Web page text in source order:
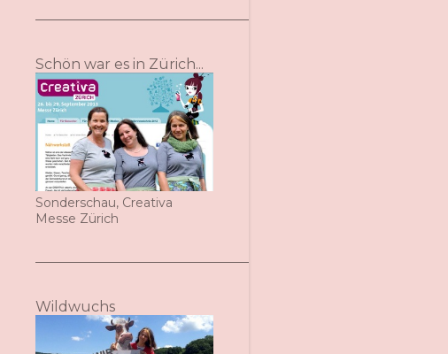
Schön war es in Zürich...
Sonderschau, Creativa
Messe Zürich
Wildwuchs